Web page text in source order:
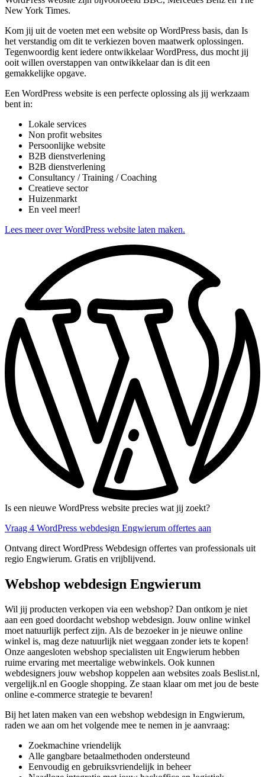
New York Times.
Kom jij uit de voeten met een website op WordPress basis, dan Is
het verstandig om dit te verkiezen boven maatwerk oplossingen.
Tegenwoordig kent iedere ontwikkelaar WordPress, dus mocht jij
ooit willen overstappen van ontwikkelaar dan is dit een
gemakkelijke opgave.
Een WordPress website is een perfecte oplossing als jij werkzaam
bent in:
Lokale services
Non profit websites
Persoonlijke website
B2B dienstverlening
B2B dienstverlening
Consultancy / Training / Coaching
Creatieve sector
Huizenmarkt
En veel meer!
Lees meer over WordPress website laten maken.
Is een nieuwe WordPress website precies wat jij zoekt?
Vraag 4 WordPress webdesign Engwierum offertes aan
Ontvang direct WordPress Webdesign offertes van professionals uit
regio Engwierum. Gratis en vrijblijvend.
Webshop webdesign Engwierum
Wil jij producten verkopen via een webshop? Dan ontkom je niet
aan een goed doordacht webshop webdesign. Jouw online winkel
moet natuurlijk perfect zijn. Als de bezoeker in je nieuwe online
winkel is, mag deze natuurlijk niet weggaan zonder iets te kopen!
Onze aangesloten webshop specialisten uit Engwierum hebben
ruime ervaring met meertalige webwinkels. Ook kunnen
webdesigners jouw webshop koppelen aan websites zoals Beslist.nl,
vergelijk.nl en Google shopping. Ze staan klaar om met jou de beste
online e-commerce strategie te bevaren!
Bij het laten maken van een webshop webdesign in Engwierum,
raden we aan om het volgende mee te nemen in je aanvraag:
Zoekmachine vriendelijk
Alle gangbare betaalmethoden ondersteund
Eenvoudig en gebruiksvriendelijk in beheer